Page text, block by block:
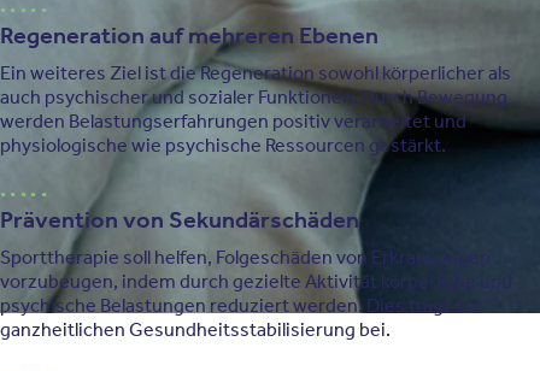
Regeneration auf mehreren Ebenen
Ein weiteres Ziel ist die Regeneration sowohl körperlicher als
auch psychischer und sozialer Funktionen. Durch Bewegung
werden Belastungserfahrungen positiv verarbeitet und
physiologische wie psychische Ressourcen gestärkt.
Prävention von Sekundärschäden
Sporttherapie soll helfen, Folgeschäden von Erkrankungen
vorzubeugen, indem durch gezielte Aktivität körperliche und
psychische Belastungen reduziert werden. Dies trägt zur
ganzheitlichen Gesundheitsstabilisierung bei.